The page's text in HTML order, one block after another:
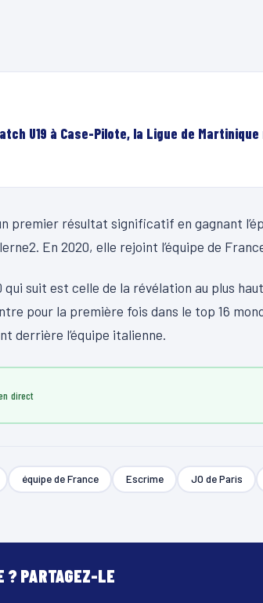
U19 à Case-Pilote, la Ligue de
premier résultat significatif en gagnant
En 2020, elle rejoint l’équipe de
qui suit est celle de la révélation au plus
pour la première fois dans le top 16
derrière l’équipe italienne.
équipe de France Escrime JO de Paris
? PARTAGEZ-LE